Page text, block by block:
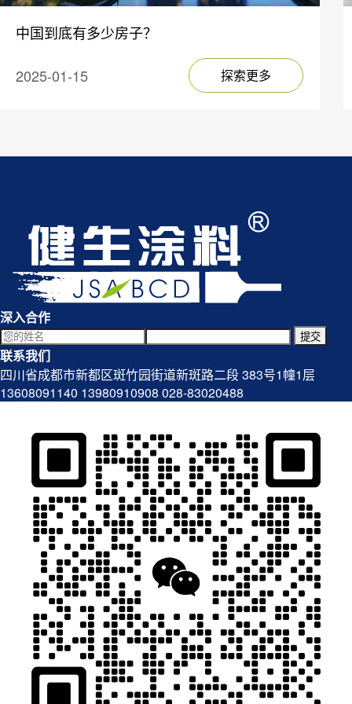
中国到底有多少房子？
2025-01-15 探索更多
深入合作
提交
联系我们
四川省成都市新都区斑竹园街道新斑路二段 383号1幢1层
13608091140 13980910908 028-83020488